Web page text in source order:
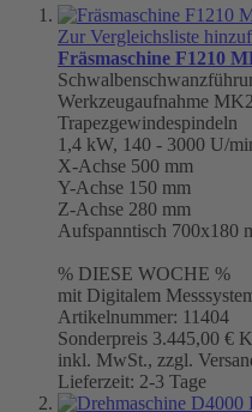
Zur Vergleichsliste
Fräsmaschine F1210
Werkzeugaufnahme MK2
Trapezgewindespindeln
1,4 kW, 140 - 3000 U/
X-Achse 500 mm
Y-Achse 150 mm
Z-Achse 280 mm
Aufspanntisch 700x180
% DIESE WOCHE %
mit Digitalem
Artikelnummer: 11404
Sonderpreis 3.445,00 €
inkl. MwSt., zzgl.
Lieferzeit: 2-3 Tage